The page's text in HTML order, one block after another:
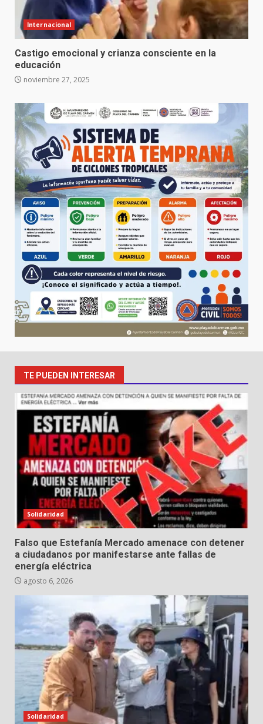
Internacional
Castigo emocional y crianza consciente en la
educación
noviembre 27, 2025
TE PUEDEN INTERESAR
Solidaridad
Falso que Estefanía Mercado amenace con detener
a ciudadanos por manifestarse ante fallas de
energía eléctrica
agosto 6, 2026
Solidaridad